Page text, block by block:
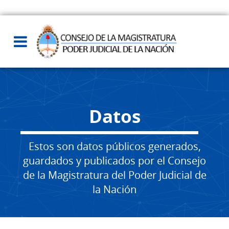
Datos
Estos son datos públicos generados,
guardados y publicados por el Consejo
de la Magistratura del Poder Judicial de
la Nación